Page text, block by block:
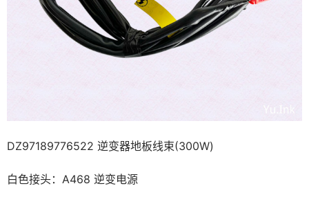
DZ97189776522 逆变器地板线束(300W)
白色接头：A468 逆变电源